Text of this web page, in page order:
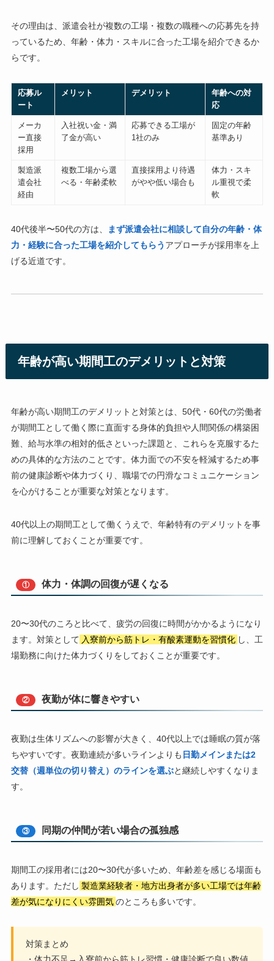
その理由は、派遣会社が複数の工場・複数の職種への応募先を持
っているため、年齢・体力・スキルに合った工場を紹介できるか
らです。
応募ル
ート
メリット デメリット
年齢への対
応
メーカ
ー直接
採用
入社祝い金・満
了金が高い
応募できる工場が
1社のみ
固定の年齢
基準あり
製造派
遣会社
経由
複数工場から選
べる・年齢柔軟
直接採用より待遇
がやや低い場合も
体力・スキ
ル重視で柔
軟
40代後半〜50代の方は、
まず派遣会社に相談して自分の年齢・体
力・経験に合った工場を紹介してもらう アプローチが採用率を上
げる近道です。
年齢が高い期間工のデメリットと対策
年齢が高い期間工のデメリットと対策とは、50代・60代の労働者
が期間工として働く際に直面する身体的負担や人間関係の構築困
難、給与水準の相対的低さといった課題と、これらを克服するた
めの具体的な方法のことです。体力面での不安を軽減するため事
前の健康診断や体力づくり、職場での円滑なコミュニケーション
を心がけることが重要な対策となります。
40代以上の期間工として働くうえで、年齢特有のデメリットを事
前に理解しておくことが重要です。
① 体力・体調の回復が遅くなる
20〜30代のころと比べて、疲労の回復に時間がかかるようになり
ます。対策として 入寮前から筋トレ・有酸素運動を習慣化 し、工
場勤務に向けた体力づくりをしておくことが重要です。
② 夜勤が体に響きやすい
夜勤は生体リズムへの影響が大きく、40代以上では睡眠の質が落
ちやすいです。夜勤連続が多いラインよりも 日勤メインまたは2
交替（週単位の切り替え）のラインを選ぶと継続しやすくなりま
す。
③ 同期の仲間が若い場合の孤独感
期間工の採用者には20〜30代が多いため、年齢差を感じる場面も
あります。ただし 製造業経験者・地方出身者が多い工場では年齢
差が気になりにくい雰囲気のところも多いです。
対策まとめ